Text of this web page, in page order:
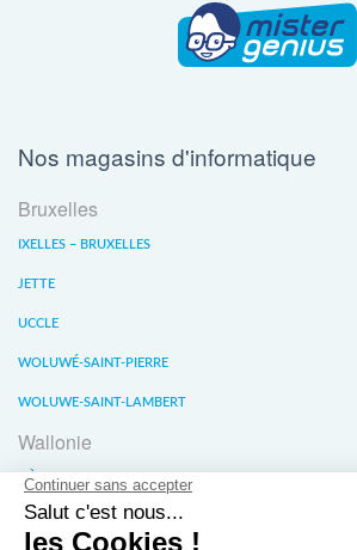
Nos magasins d'informatique
Bruxelles
IXELLES – BRUXELLES
JETTE
UCCLE
WOLUWÉ-SAINT-PIERRE
WOLUWE-SAINT-LAMBERT
Wallonie
LIÈGE
WATERLOO